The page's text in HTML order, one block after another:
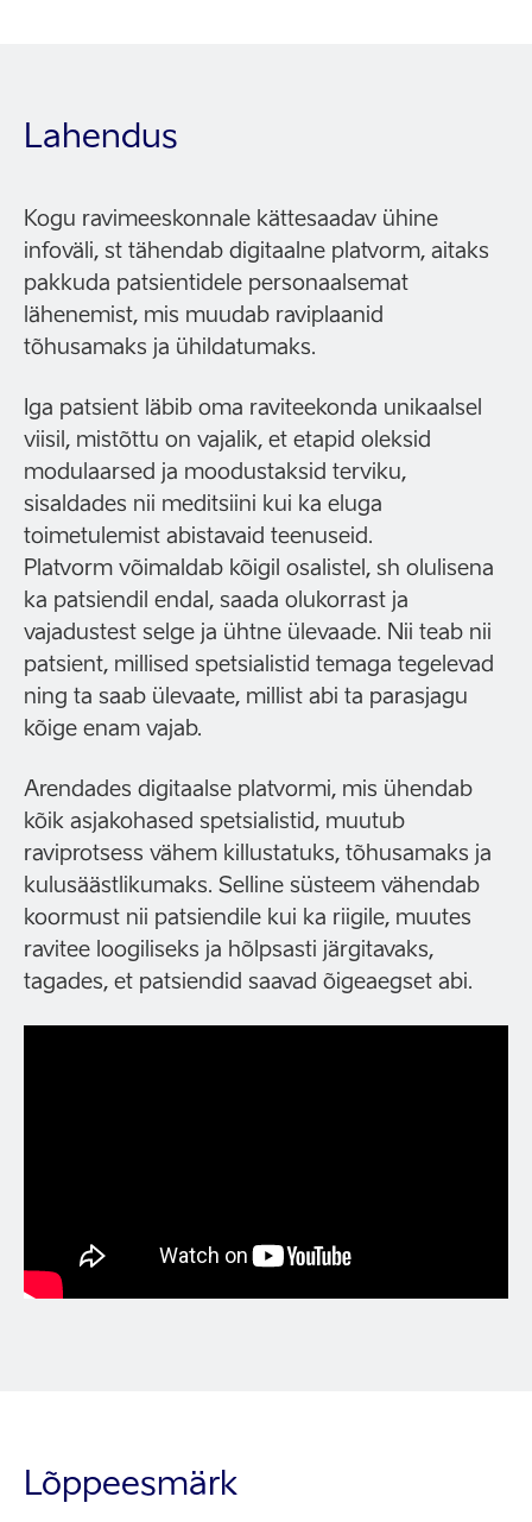
Lahendus
Kogu ravimeeskonnale kättesaadav ühine
infoväli, st tähendab digitaalne platvorm, aitaks
pakkuda patsientidele personaalsemat
lähenemist, mis muudab raviplaanid
tõhusamaks ja ühildatumaks.
Iga patsient läbib oma raviteekonda unikaalsel
viisil, mistõttu on vajalik, et etapid oleksid
modulaarsed ja moodustaksid terviku,
sisaldades nii meditsiini kui ka eluga
toimetulemist abistavaid teenuseid.
Platvorm võimaldab kõigil osalistel, sh olulisena
ka patsiendil endal, saada olukorrast ja
vajadustest selge ja ühtne ülevaade. Nii teab nii
patsient, millised spetsialistid temaga tegelevad
ning ta saab ülevaate, millist abi ta parasjagu
kõige enam vajab.
Arendades digitaalse platvormi, mis ühendab
kõik asjakohased spetsialistid, muutub
raviprotsess vähem killustatuks, tõhusamaks ja
kulusäästlikumaks. Selline süsteem vähendab
koormust nii patsiendile kui ka riigile, muutes
ravitee loogiliseks ja hõlpsasti järgitavaks,
tagades, et patsiendid saavad õigeaegset abi.
Lõppeesmärk